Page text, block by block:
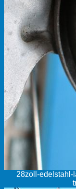
28zoll-edelstahl-